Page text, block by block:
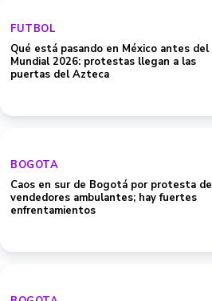
FUTBOL
Qué está pasando en México antes del
Mundial 2026: protestas llegan a las
puertas del Azteca
BOGOTA
Caos en sur de Bogotá por protesta de
vendedores ambulantes; hay fuertes
enfrentamientos